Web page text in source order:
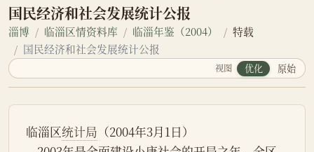
国民经济和社会发展统计公报
淄博 临淄区情资料库 临淄年鉴（2004）
特载
国民经济和社会发展统计公报
视图 优化 原始
临淄区统计局 （2004年3月1日）